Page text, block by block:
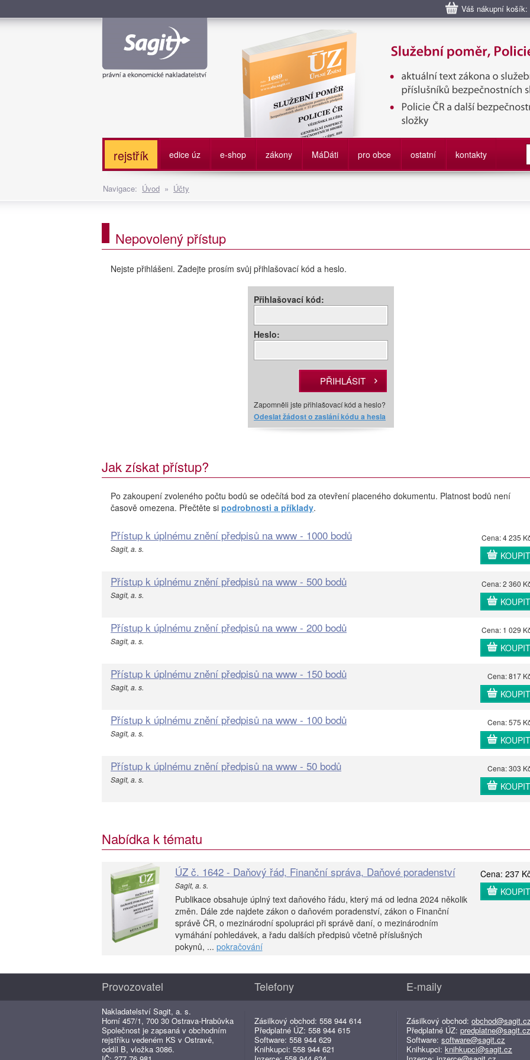
Váš nákupní
Služební poměr příslušníků bezpečnostních sborů, Policie ČR, Vězeňská
služby
rejstřík edice úz e-shop zákony MáDáti pro obce ostatní kontakty
Navigace: Úvod » Účty
Nepovolený přístup
Nejste přihlášeni. Zadejte prosím svůj přihlašovací kód a heslo.
Přihlašovací kód:
Heslo:
Zapomněli jste přihlašovací kód a heslo?
Odeslat žádost o zaslání kódu a hesla
Jak získat přístup?
Po zakoupení zvoleného počtu bodů se odečítá bod za otevření placeného dokumentu. Platnost bodů není
časově omezena. Přečtěte si podrobnosti a příklady.
Přístup k úplnému znění předpisů na www - 1000 bodů
Sagit, a. s.
Cena: 4 235
KOUPIT
Přístup k úplnému znění předpisů na www - 500 bodů
Sagit, a. s.
Cena: 2 360
KOUPIT
Přístup k úplnému znění předpisů na www - 200 bodů
Sagit, a. s.
Cena: 1 029
KOUPIT
Přístup k úplnému znění předpisů na www - 150 bodů
Sagit, a. s.
Cena: 817
KOUPIT
Přístup k úplnému znění předpisů na www - 100 bodů
Sagit, a. s.
Cena: 575
KOUPIT
Přístup k úplnému znění předpisů na www - 50 bodů
Sagit, a. s.
Cena: 303
KOUPIT
Nabídka k tématu
ÚZ č. 1642 - Daňový řád, Finanční správa, Daňové poradenství
Sagit, a. s.
Publikace obsahuje úplný text daňového řádu, který má od ledna 2024 několik
změn. Dále zde najdete zákon o daňovém poradenství, zákon o Finanční
správě ČR, o mezinárodní spolupráci při správě daní, o mezinárodním
vymáhání pohledávek, a řadu dalších předpisů včetně příslušných
pokynů, ... pokračování
Cena: 237
KOUPIT
Provozovatel
Nakladatelství Sagit, a. s.
Horní 457/1, 700 30 Ostrava-Hrabůvka
Společnost je zapsaná v obchodním
rejstříku vedeném KS v Ostravě,
oddíl B, vložka 3086.
Telefony
Zásilkový obchod: 558 944 614
Předplatné ÚZ: 558 944 615
Software: 558 944 629
Knihkupci: 558 944 621
E-maily
Zásilkový obchod: obchod@sagit.cz
Předplatné ÚZ: predplatne@sagit.cz
Software: software@sagit.cz
Knihkupci: knihkupci@sagit.cz